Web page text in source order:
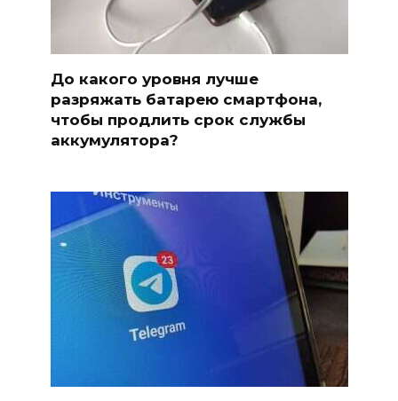
До какого уровня лучше
разряжать батарею смартфона,
чтобы продлить срок службы
аккумулятора?